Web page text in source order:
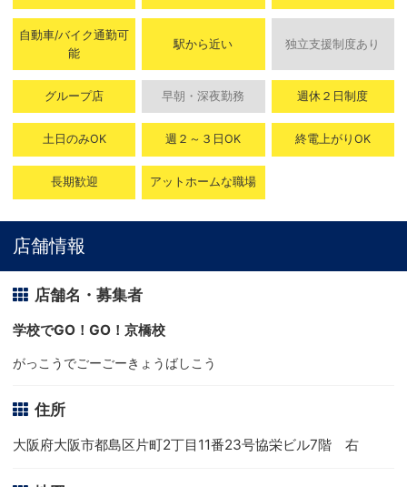
自動車/バイク通勤可
能
駅から近い 独立支援制度あり
グループ店 早朝・深夜勤務 週休２日制度
土日のみOK 週２～３日OK 終電上がりOK
長期歓迎 アットホームな職場
店舗情報
店舗名・募集者
学校でGO！GO！京橋校
がっこうでごーごーきょうばしこう
住所
大阪府大阪市都島区片町2丁目11番23号協栄ビル7階 右